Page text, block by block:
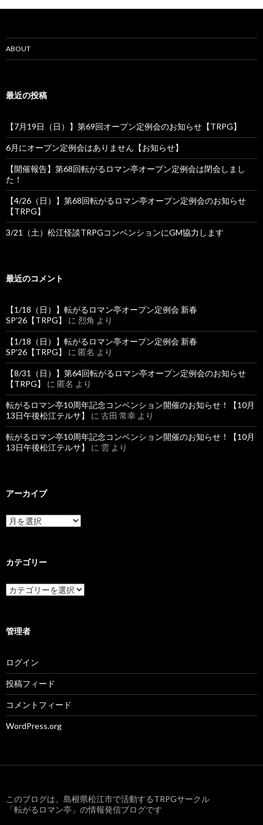
シ
ョ
ン
ABOUT
最近の投稿
【7月19日（日）】第69回オープン定例会のお知らせ【TRPG】
6月にオープン定例会はありません【お知らせ】
【開催報告】第68回転がるロマン亭オープン定例会は閉会しまし
た！
【4/26（日）】第68回転がるロマン亭オープン定例会のお知らせ
【TRPG】
3/21（土）松江怪談TRPGコンベンションにGM協力します
最近のコメント
【1/18（日）】転がるロマン亭オープン定例会 新春
SP’26【TRPG】
に 烈角 より
【1/18（日）】転がるロマン亭オープン定例会 新春
SP’26【TRPG】
に 匿名 より
【8/31（日）】第64回転がるロマン亭オープン定例会のお知らせ
【TRPG】
に 匿名 より
転がるロマン亭10周年記念コンベンション開催のお知らせ！【10月
13日午後松江テルサ】
に 古田 常幸 より
転がるロマン亭10周年記念コンベンション開催のお知らせ！【10月
13日午後松江テルサ】
に 雲 より
アーカイブ
ア
ー
ブ
カテゴリー
カ
テ
ー
管理者
ログイン
投稿フィード
コメントフィード
WordPress.org
このブログは、島根県松江市で活動するTRPGサークル
「転がるロマン亭」の情報発信ブログです